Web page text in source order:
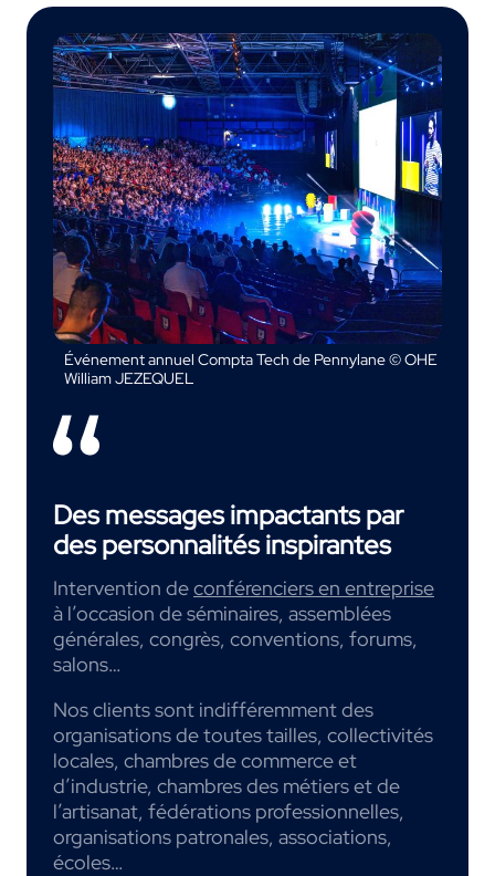
Événement annuel Compta Tech de Pennylane © OHE
William JEZEQUEL
Des messages impactants par
des personnalités inspirantes
Intervention deconférenciers en entreprise
à l’occasion de séminaires, assemblées
générales, congrès, conventions, forums,
salons…
Nos clients sont indifféremment des
organisations de toutes tailles, collectivités
locales, chambres de commerce et
d’industrie, chambres des métiers et de
l’artisanat, fédérations professionnelles,
organisations patronales, associations,
écoles…